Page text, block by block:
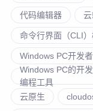
代码编辑器
命令行界面（CLI
Windows PC开发者
Windows PC的开
编程工具
云原生